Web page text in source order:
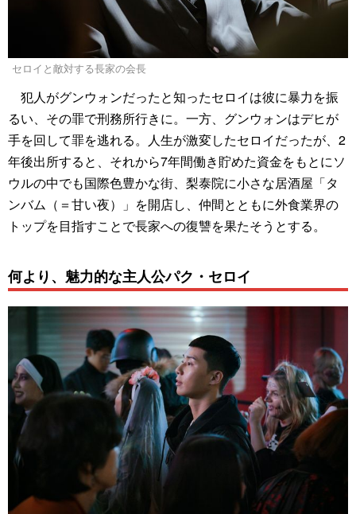
セロイと敵対する長家の会長
犯人がグンウォンだったと知ったセロイは彼に暴力を振
るい、その罪で刑務所行きに。一方、グンウォンはデヒが
手を回して罪を逃れる。人生が激変したセロイだったが、2
年後出所すると、それから7年間働き貯めた資金をもとにソ
ウルの中でも国際色豊かな街、梨泰院に小さな居酒屋「タ
ンバム（＝甘い夜）」を開店し、仲間とともに外食業界の
トップを目指すことで長家への復讐を果たそうとする。
何より、魅力的な主人公パク・セロイ